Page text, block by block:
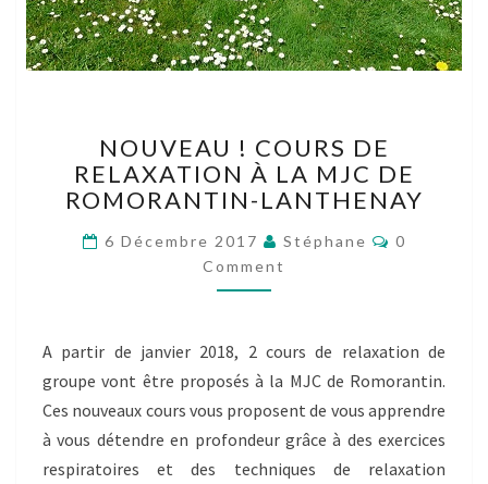
!
COURS
DE
À
LA
MJC
LANTHENAY
NOUVEAU ! COURS DE
RELAXATION À LA MJC DE
ROMORANTIN-LANTHENAY
6 Décembre 2017 Stéphane Comments
0
Comment
A partir de janvier 2018, 2 cours de relaxation de
groupe vont être proposés à la MJC de Romorantin.
Ces nouveaux cours vous proposent de vous apprendre
à vous détendre en profondeur grâce à des exercices
respiratoires et des techniques de relaxation